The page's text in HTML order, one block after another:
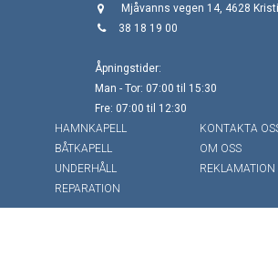
Mjåvanns vegen 14, 4628
38 18 19 00
Åpningstider:
Man - Tor: 07:00 til 15:30
Fre: 07:00 til 12:30
HAMNKAPELL
BÅTKAPELL
UNDERHÅLL
REPARATION
KONTAKTA
OM OSS
REKLAMATION